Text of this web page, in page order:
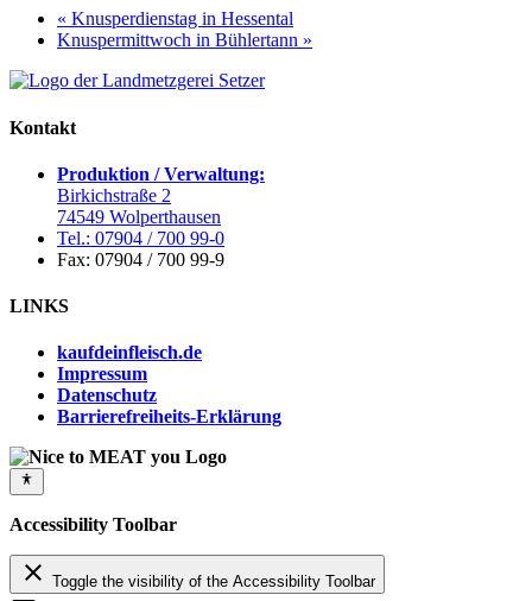
« Knusperdienstag in Hessental
Knuspermittwoch in Bühlertann »
Kontakt
Produktion / Verwaltung:
Birkichstraße 2
74549 Wolperthausen
Tel.: 07904 / 700 99-0
Fax: 07904 / 700 99-9
LINKS
kaufdeinfleisch.de
Impressum
Datenschutz
Barrierefreiheits-Erklärung
Accessibility Toolbar
close Toggle the visibility of the Accessibility Toolbar